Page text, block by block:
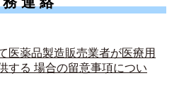
医薬品製造販売業者が医療用
する 場合の留意事項につい